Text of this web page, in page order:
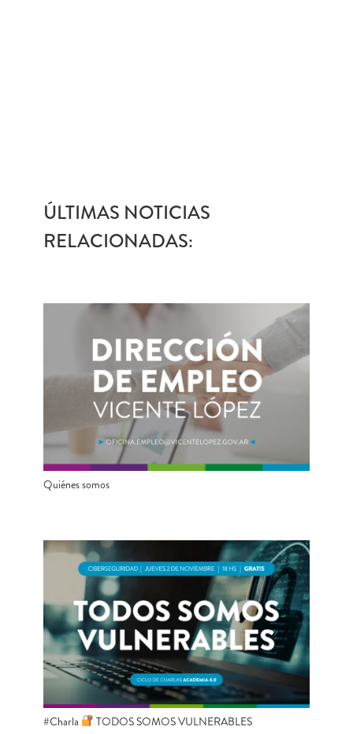
ÚLTIMAS NOTICIAS
RELACIONADAS:
Quiénes somos
#Charla TODOS SOMOS VULNERABLES